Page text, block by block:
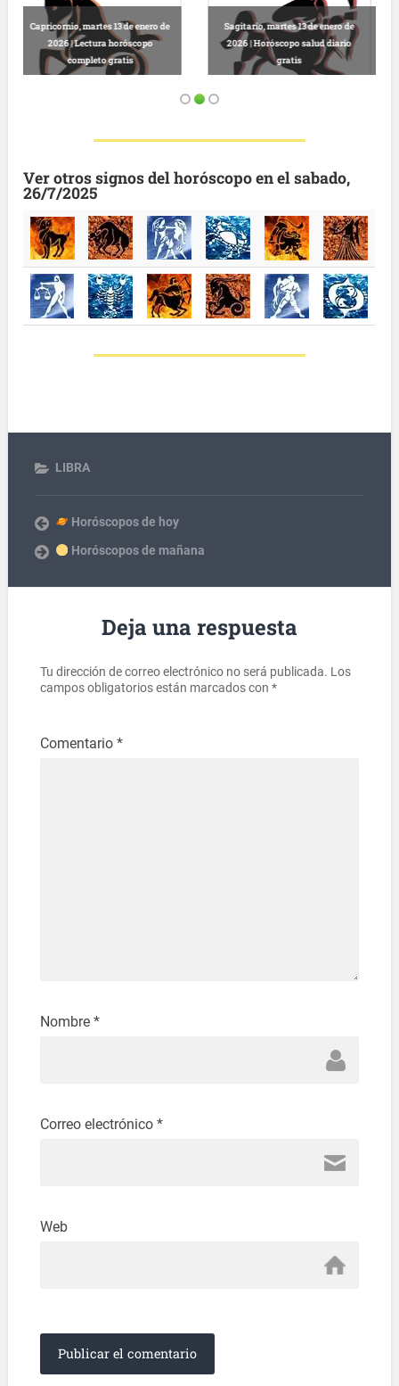
Virgo, martes 13 de enero de 2026 |
Predicciones astrológicas
gratuitas hoy
Leo, martes 13 de enero de 2026 |
Horóscopo completo y gratuito
Ver otros signos del horóscopo en el sabado,
26/7/2025
LIBRA
Horóscopos de hoy
Horóscopos de mañana
Deja una respuesta
Tu dirección de correo electrónico no será publicada. Los
campos obligatorios están marcados con *
Comentario *
Nombre *
Correo electrónico *
Web